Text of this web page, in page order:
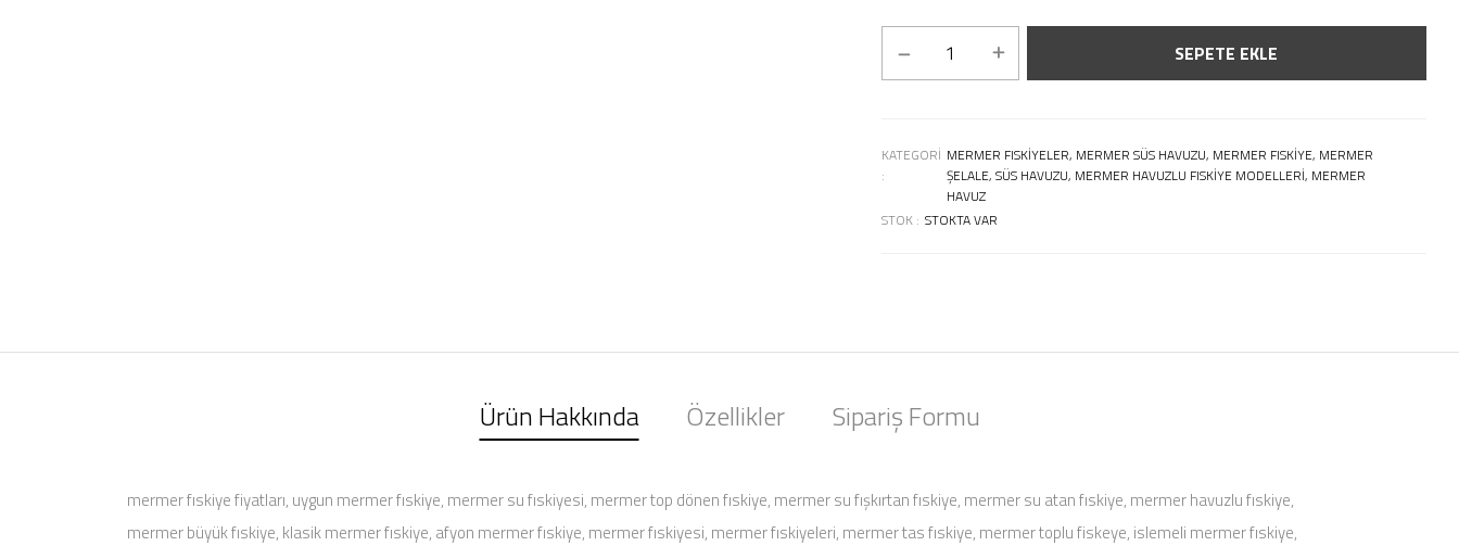
SEPETE EKLE
KATEGORI
:
MERMER FISKIYELER, MERMER SÜS HAVUZU, MERMER FISKIYE, MERMER
ŞELALE, SÜS HAVUZU, MERMER HAVUZLU FISKIYE MODELLERI, MERMER
HAVUZ
STOK : STOKTA VAR
Ürün Hakkında Özellikler Sipariş Formu
mermer fıskiye fiyatları, uygun mermer fıskiye, mermer su fıskiyesi, mermer top dönen fıskiye, mermer su fışkırtan fıskiye, mermer su atan fıskiye, mermer havuzlu fıskiye,
mermer büyük fıskiye, klasik mermer fıskiye, afyon mermer fıskiye, mermer fıskiyesi, mermer fıskiyeleri, mermer tas fıskiye, mermer toplu fiskeye, islemeli mermer fıskiye,